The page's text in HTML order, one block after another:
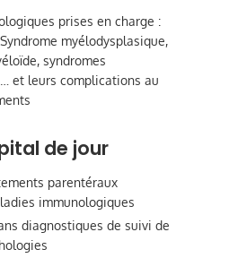
prises en charge :
myélodysplasique,
syndromes
et leurs complications au
de jour
parentéraux
immunologiques
diagnostiques de suivi de